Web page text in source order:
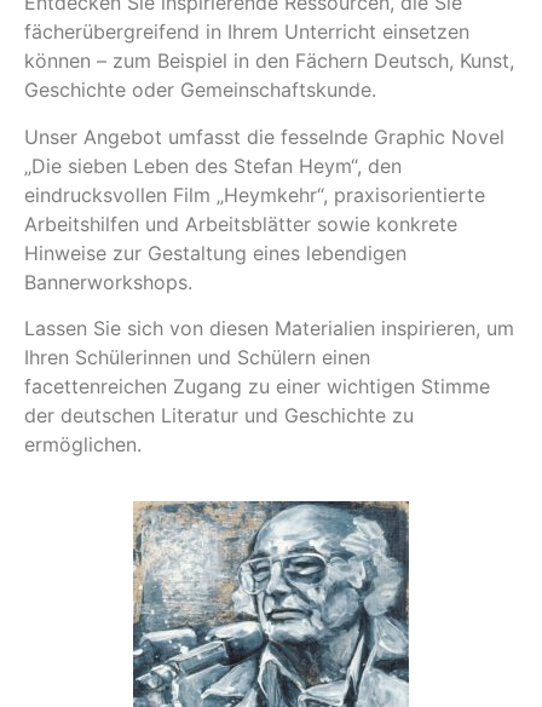
fächerübergreifend in Ihrem Unterricht einsetzen
können – zum Beispiel in den Fächern Deutsch, Kunst,
Geschichte oder Gemeinschaftskunde.
Unser Angebot umfasst die fesselnde Graphic Novel
„Die sieben Leben des Stefan Heym“, den
eindrucksvollen Film „Heymkehr“, praxisorientierte
Arbeitshilfen und Arbeitsblätter sowie konkrete
Hinweise zur Gestaltung eines lebendigen
Bannerworkshops.
Lassen Sie sich von diesen Materialien inspirieren, um
Ihren Schülerinnen und Schülern einen
facettenreichen Zugang zu einer wichtigen Stimme
der deutschen Literatur und Geschichte zu
ermöglichen.